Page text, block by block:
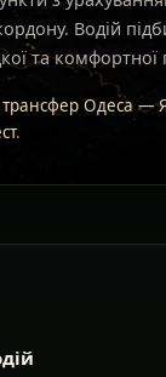
Водій
та комфортної
трансфер Одеса —
.